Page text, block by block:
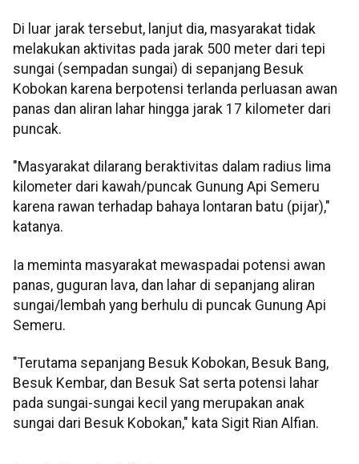
Di luar jarak tersebut, lanjut dia, masyarakat tidak
melakukan aktivitas pada jarak 500 meter dari tepi
sungai (sempadan sungai) di sepanjang Besuk
Kobokan karena berpotensi terlanda perluasan awan
panas dan aliran lahar hingga jarak 17 kilometer dari
puncak.
"Masyarakat dilarang beraktivitas dalam radius lima
kilometer dari kawah/puncak Gunung Api Semeru
karena rawan terhadap bahaya lontaran batu (pijar),"
katanya.
Ia meminta masyarakat mewaspadai potensi awan
panas, guguran lava, dan lahar di sepanjang aliran
sungai/lembah yang berhulu di puncak Gunung Api
Semeru.
"Terutama sepanjang Besuk Kobokan, Besuk Bang,
Besuk Kembar, dan Besuk Sat serta potensi lahar
pada sungai-sungai kecil yang merupakan anak
sungai dari Besuk Kobokan," kata Sigit Rian Alfian.